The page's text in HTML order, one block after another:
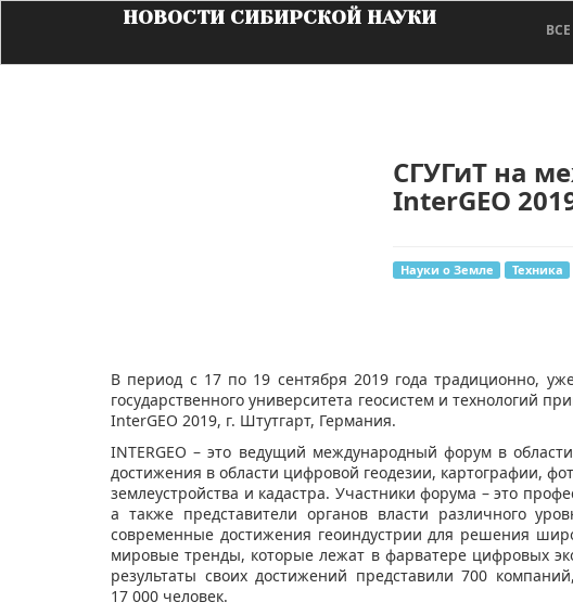
НОВОСТИ СИБИРСКОЙ НАУКИ
СГУГиТ на
InterGEO
Науки о Земле Техника
​В период с 17 по 19 сентября 2019 года традиционно,
государственного университета геосистем и технологий
InterGEO 2019, г. Штутгарт, Германия.
INTERGEO – это ведущий международный форум в
достижения в области цифровой геодезии, картографии,
землеустройства и кадастра. Участники форума – это
а также представители органов власти различного
современные достижения геоиндустрии для решения
мировые тренды, которые лежат в фарватере цифровых
результаты своих достижений представили 700
17 000 человек.